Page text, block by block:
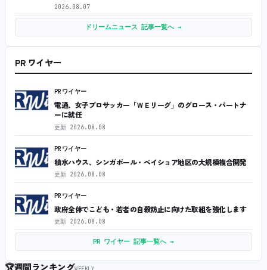
2026.08.07
ドリームニュース 記事一覧へ →
PR ワイヤー
PRワイヤー
電通、女子プロサッカー「ＷＥリーグ」のグロース・パートナ
ーに就任
更新 2026.08.08
PRワイヤー
積水ハウス、シンガポール・ベイショア地区の大規模複合開発
更新 2026.08.08
PRワイヤー
政府全体でこども・若者の自殺防止に向けた取組を強化します
更新 2026.08.08
PR ワイヤー 記事一覧へ →
🏆週間ランキング